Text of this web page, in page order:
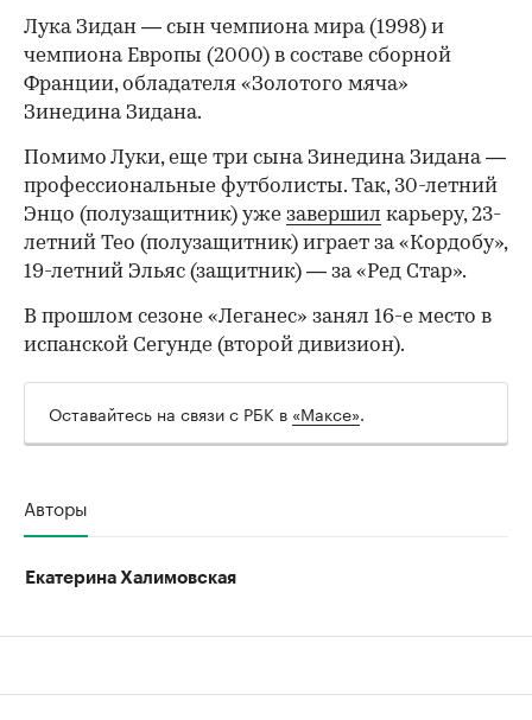
Лука Зидан — сын чемпиона мира (1998) и
чемпиона Европы (2000) в составе сборной
Франции, обладателя «Золотого мяча»
Зинедина Зидана.
Помимо Луки, еще три сына Зинедина Зидана —
профессиональные футболисты. Так, 30-летний
Энцо (полузащитник) уже завершил карьеру, 23-
летний Тео (полузащитник) играет за «Кордобу»,
19-летний Эльяс (защитник) — за «Ред Стар».
В прошлом сезоне «Леганес» занял 16-е место в
испанской Сегунде (второй дивизион).
Оставайтесь на связи с РБК в «Максе».
Авторы
Екатерина Халимовская